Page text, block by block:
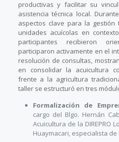
productivas y facilitar su
asistencia técnica local.
aspectos clave para la gestión
unidades acuícolas en
participantes recibieron
participaron activamente en el
resolución de consultas,
en consolidar la acuicultura
frente a la agricultura
taller se estructuró en tres
Formalización de
cargo del Blgo. Hernán
Acuicultura de la DIREPRO
Huaymacari, especialista de